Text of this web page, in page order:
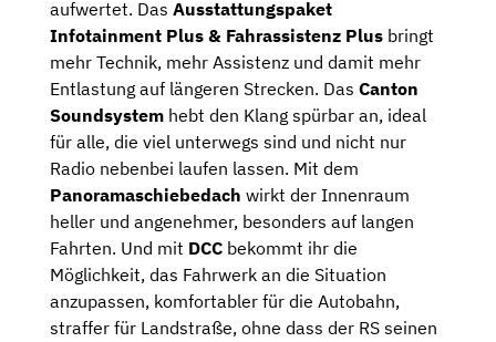
aufwertet. Das Ausstattungspaket
Infotainment Plus & Fahrassistenz Plus bringt
mehr Technik, mehr Assistenz und damit mehr
Entlastung auf längeren Strecken. Das Canton
Soundsystem hebt den Klang spürbar an, ideal
für alle, die viel unterwegs sind und nicht nur
Radio nebenbei laufen lassen. Mit dem
Panoramaschiebedach wirkt der Innenraum
heller und angenehmer, besonders auf langen
Fahrten. Und mit DCC bekommt ihr die
Möglichkeit, das Fahrwerk an die Situation
anzupassen, komfortabler für die Autobahn,
straffer für Landstraße, ohne dass der RS seinen